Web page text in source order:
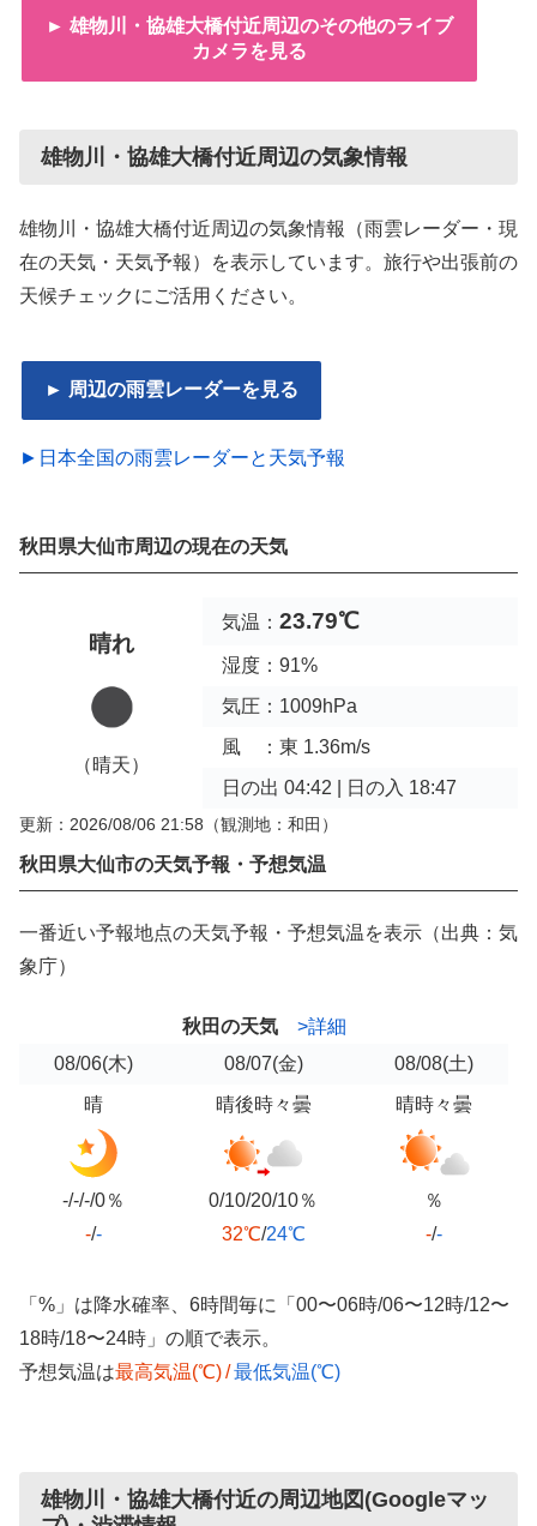
► 雄物川・協雄大橋付近周辺のその他のライブ
カメラを見る
雄物川・協雄大橋付近周辺の気象情報
雄物川・協雄大橋付近周辺の気象情報（雨雲レーダー・現
在の天気・天気予報）を表示しています。旅行や出張前の
天候チェックにご活用ください。
► 周辺の雨雲レーダーを見る
►日本全国の雨雲レーダーと天気予報
秋田県大仙市周辺の現在の天気
晴れ
（晴天）
気温： 23.79℃
湿度：91%
気圧：1009hPa
風 ：東 1.36m/s
日の出 04:42 | 日の入 18:47
更新：2026/08/06 21:58 （観測地：和田）
秋田県大仙市の天気予報・予想気温
一番近い予報地点の天気予報・予想気温を表示（出典：気
象庁）
秋田の天気
>詳細
08/06(木) 08/07(金) 08/08(土)
晴
-/-/-/0％
-/-
晴後時々曇
0/10/20/10％
32℃/24℃
晴時々曇
％
-/-
「%」は降水確率、6時間毎に「00〜06時/06〜12時/12〜
18時/18〜24時」の順で表示。
予想気温は最高気温(℃)/最低気温(℃)
雄物川・協雄大橋付近の周辺地図(Googleマッ